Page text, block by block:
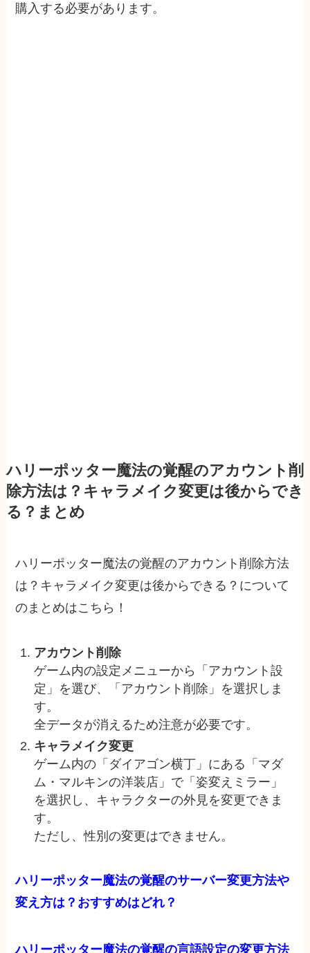
購入する必要があります。
ハリーポッター魔法の覚醒のアカウント削
除方法は？キャラメイク変更は後からでき
る？まとめ
ハリーポッター魔法の覚醒のアカウント削除方法
は？キャラメイク変更は後からできる？について
のまとめはこちら！
アカウント削除
ゲーム内の設定メニューから「アカウント設
定」を選び、「アカウント削除」を選択しま
す。
全データが消えるため注意が必要です。
キャラメイク変更
ゲーム内の「ダイアゴン横丁」にある「マダ
ム・マルキンの洋装店」で「姿変えミラー」
を選択し、キャラクターの外見を変更できま
す。
ただし、性別の変更はできません。
ハリーポッター魔法の覚醒のサーバー変更方法や
変え方は？おすすめはどれ？
ハリーポッター魔法の覚醒の言語設定の変更方法